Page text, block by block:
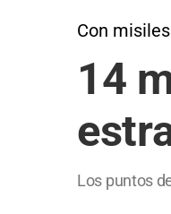
Con misiles
14
Los puntos